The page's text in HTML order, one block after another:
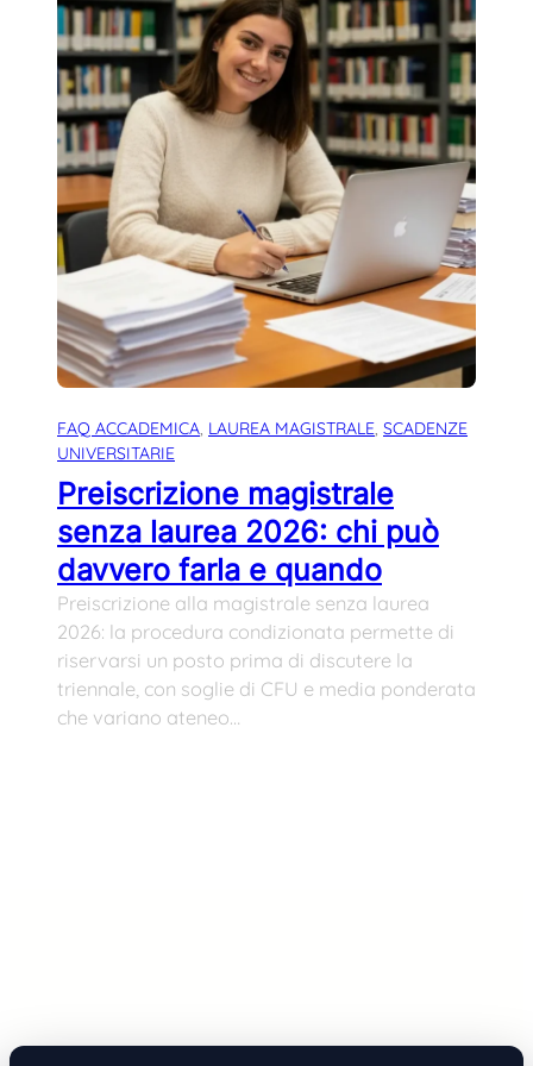
FAQ ACCADEMICA, LAUREA MAGISTRALE, SCADENZE
UNIVERSITARIE
Preiscrizione magistrale
senza laurea 2026: chi può
davvero farla e quando
Preiscrizione alla magistrale senza laurea
2026: la procedura condizionata permette di
riservarsi un posto prima di discutere la
triennale, con soglie di CFU e media ponderata
che variano ateneo…